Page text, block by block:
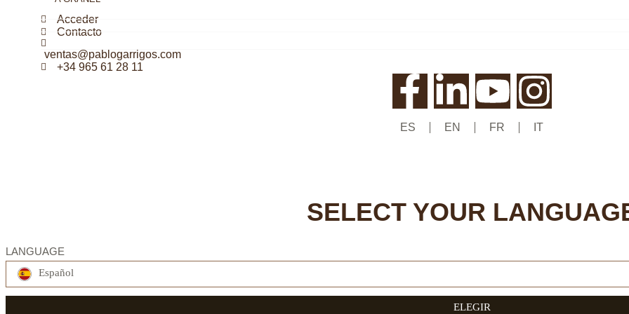
Acceder
Contacto
ventas@pablogarrigos.com
+34 965 61 28 11
ES EN FR IT
SELECT YOUR
LANGUAGE
Español
ELEGIR